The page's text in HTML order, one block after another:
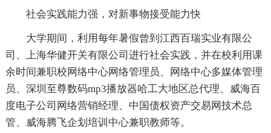
社会实践能力强，对新事物接受能力快
大学期间，利用每年暑假曾到江西百瑞实业有限公
司、上海华健开关有限公司进行社会实践，并在校利用课
余时间兼职校网络中心网络管理员、网络中心多媒体管理
员、深圳至尊数码mp3播放器哈工大地区总代理、威海百
度电子公司网络营销经理、中国债权资产交易网技术总
管、威海腾飞企划培训中心兼职教师等。